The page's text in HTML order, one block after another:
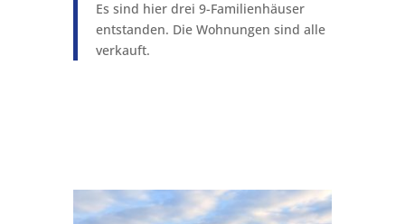
Es sind hier drei 9-Familienhäuser
entstanden. Die Wohnungen sind alle
verkauft.